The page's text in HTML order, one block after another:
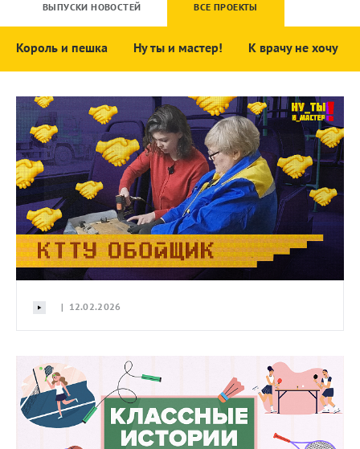
ВЫПУСКИ НОВОСТЕЙ ВСЕ ПРОЕКТЫ
Король и пешка Ну ты и мастер! К врачу не хочу
| 12.02.2026